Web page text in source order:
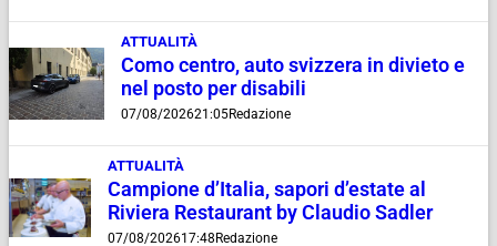
ATTUALITÀ
Como centro, auto svizzera in divieto e
nel posto per disabili
07/08/202621:05Redazione
ATTUALITÀ
Campione d’Italia, sapori d’estate al
Riviera Restaurant by Claudio Sadler
07/08/202617:48 Redazione